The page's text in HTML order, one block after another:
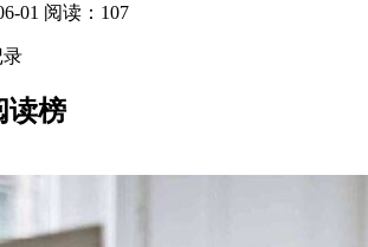
01 阅读：107
录
读榜